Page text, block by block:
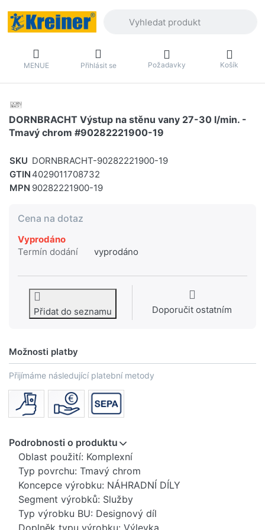
MENUE Přihlásit se Požadavky Košík
DORNBRACHT Výstup na stěnu vany 27-30 l/min. -
Tmavý chrom #90282221900-19
SKU DORNBRACHT-90282221900-19
GTIN 4029011708732
MPN 90282221900-19
Cena na dotaz
Vyprodáno
Termín dodání
vyprodáno
Přidat do seznamu Doporučit ostatním
Možnosti platby
Přijímáme následující platební metody
Podrobnosti o produktu
Oblast použití: Komplexní
Typ povrchu: Tmavý chrom
Koncepce výrobku: NÁHRADNÍ DÍLY
Segment výrobků: Služby
Typ výrobku BU: Designový díl
Doplněk typu výrobku: Výlevka